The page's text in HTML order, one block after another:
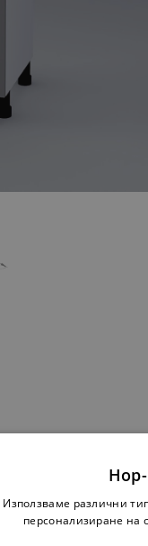
Използваме различни
персонализиране на